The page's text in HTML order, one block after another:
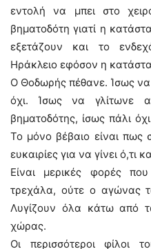
εντολή να μπει στο
βηματοδότη γιατί η
εξετάζουν και το
Ηράκλειο εφόσον η
Ο Θοδωρής πέθανε. Ίσως
όχι. Ίσως να γλίτωνε
βηματοδότης, ίσως πάλι
Το μόνο βέβαιο είναι πως
ευκαιρίες για να γίνει ό,τι
Είναι μερικές φορές
τρεχάλα, ούτε ο αγώνας
Λυγίζουν όλα κάτω από
χώρας.
Οι περισσότεροι φίλοι